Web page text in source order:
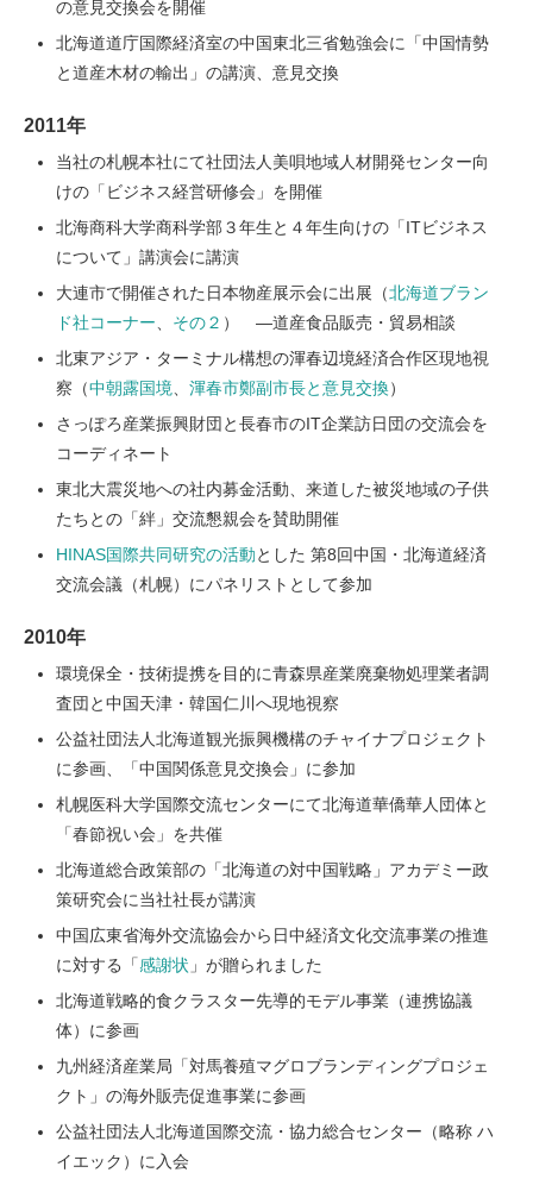
の意見交換会を開催
北海道道庁国際経済室の中国東北三省勉強会に「中国情勢
と道産木材の輸出」の講演、意見交換
2011年
当社の札幌本社にて社団法人美唄地域人材開発センター向
けの「ビジネス経営研修会」を開催
北海商科大学商科学部３年生と４年生向けの「ITビジネス
について」講演会に講演
大連市で開催された日本物産展示会に出展（北海道ブラン
ド社コーナー
その２ ） ―道産食品販売・貿易相談
北東アジア・ターミナル構想の渾春辺境経済合作区現地視
察（中朝露国境 渾春市鄭副市長と意見交換）
さっぽろ産業振興財団と長春市のIT企業訪日団の交流会を
コーディネート
東北大震災地への社内募金活動、来道した被災地域の子供
たちとの「絆」交流懇親会を賛助開催
HINAS国際共同研究の活動とした 第8回中国・北海道経済
交流会議（札幌）にパネリストとして参加
2010年
環境保全・技術提携を目的に青森県産業廃棄物処理業者調
査団と中国天津・韓国仁川へ現地視察
公益社団法人北海道観光振興機構のチャイナプロジェクト
に参画、「中国関係意見交換会」に参加
札幌医科大学国際交流センターにて北海道華僑華人団体と
「春節祝い会」を共催
北海道総合政策部の「北海道の対中国戦略」アカデミー政
策研究会に当社社長が講演
中国広東省海外交流協会から日中経済文化交流事業の推進
に対する「感謝状 」が贈られました
北海道戦略的食クラスター先導的モデル事業（連携協議
体）に参画
九州経済産業局「対馬養殖マグロブランディングプロジェ
クト」の海外販売促進事業に参画
公益社団法人北海道国際交流・協力総合センター（略称 ハ
イエック）に入会